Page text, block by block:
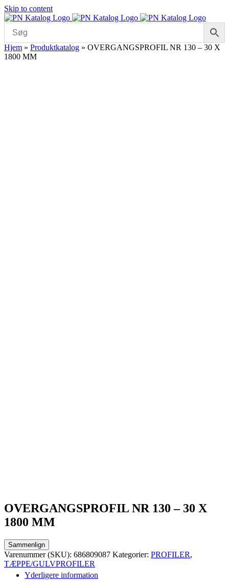
Skip to content
Hjem » Produktkatalog » OVERGANGSPROFIL NR 130 – 30 X
1800 MM
OVERGANGSPROFIL NR 130 – 30 X
1800 MM
Sammenlign
Varenummer (SKU): 686809087 Kategorier: PROFILER,
TÆPPE/GULVPROFILER
Yderligere information